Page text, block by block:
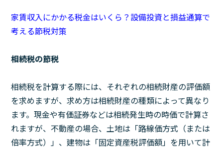
家賃収入にかかる税金はいくら？設備投資と損益通算で
考える節税対策
相続税の節税
相続税を計算する際には、それぞれの相続財産の評価額
を求めますが、求め方は相続財産の種類によって異なり
ます。現金や有価証券などは相続発生時の時価で計算さ
れますが、不動産の場合、土地は「路線価方式（または
倍率方式）」、建物は「固定資産税評価額」を用いて計